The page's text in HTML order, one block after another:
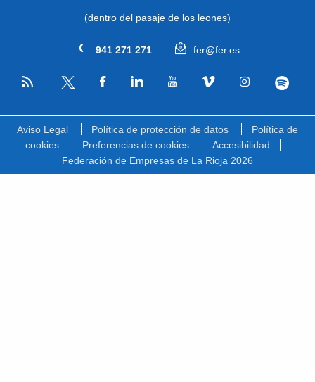
(dentro del pasaje de los leones)
941 271 271 fer@fer.es
RSS
Aviso Legal Política de protección de datos
Política de
cookies
Preferencias de cookies
Accesibilidad
Federación de Empresas de La Rioja 2026